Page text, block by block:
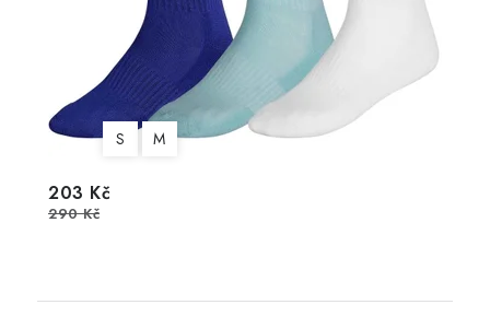
S M
203 Kč
290 Kč